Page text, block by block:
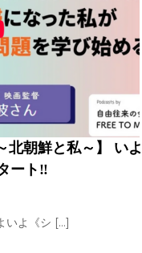
朝鮮と私～】 いよ
ート‼︎
いよ《シ […]